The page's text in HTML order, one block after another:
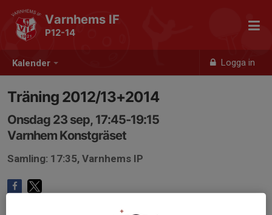
Kalender Logga in
Varnhems IF
P12-14
Träning 2012/13+2014
Onsdag 23 sep, 17:45-19:15
Varnhem Konstgräset
Samling: 17:35, Varnhems IP